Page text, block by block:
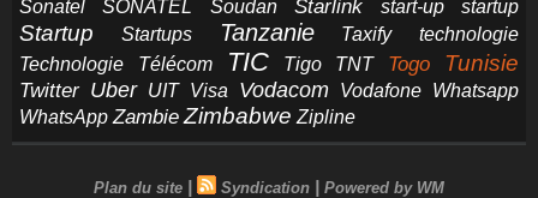
Sonatel
SONATEL Soudan Starlink start-up startup
Startup Startups Tanzanie Taxify
technologie
Technologie
Télécom TIC Tigo TNT Togo Tunisie
Twitter Uber UIT Visa Vodacom Vodafone Whatsapp
WhatsApp Zambie Zimbabwe Zipline
Plan du site | Syndication | Powered by WM